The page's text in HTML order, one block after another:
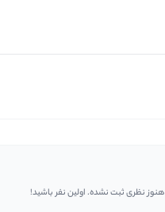
هنوز نظری ثبت نشده. اولین نفر باشید!